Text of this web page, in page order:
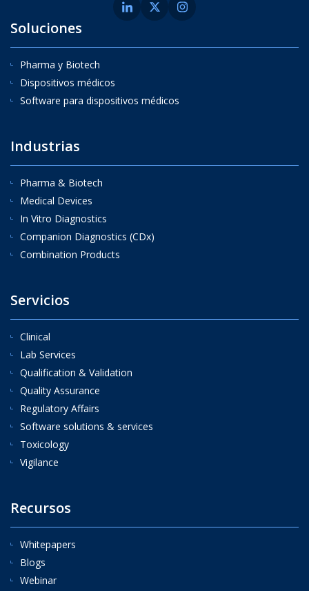
Soluciones
Pharma y Biotech
Dispositivos médicos
Software para dispositivos médicos
Industrias
Pharma & Biotech
Medical Devices
In Vitro Diagnostics
Companion Diagnostics (CDx)
Combination Products
Servicios
Clinical
Lab Services
Qualification & Validation
Quality Assurance
Regulatory Affairs
Software solutions & services
Toxicology
Vigilance
Recursos
Whitepapers
Blogs
Webinar